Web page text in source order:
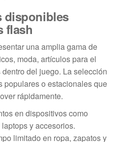
disponibles
flash
una amplia gama de
moda, artículos para el
del juego. La selección
populares o estacionales que
rápidamente.
en dispositivos como
y accesorios.
limitado en ropa, zapatos y